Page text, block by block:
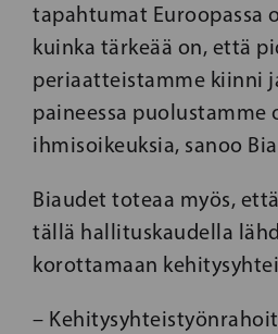
tapahtumat Euroopassa
kuinka tärkeää on, että
periaatteistamme kiinni
paineessa puolustamme
ihmisoikeuksia, sanoo
Biaudet toteaa myös,
tällä hallituskaudella
korottamaan
–